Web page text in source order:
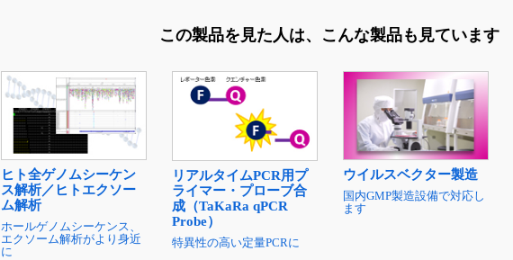
この製品を見た人は、 こんな製品も見ています
ヒト全ゲノムシーケン
ス解析／ヒトエクソー
ム解析
ホールゲノムシーケンス、
エクソーム解析がより身近
に
リアルタイムPCR用プ
ライマー・プローブ合
成（TaKaRa qPCR
Probe）
特異性の高い定量PCRに
ウイルスベクター製造
国内GMP製造設備で対応し
ます